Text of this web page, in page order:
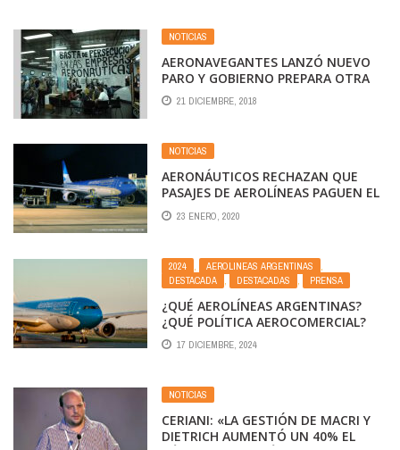
NOTICIAS
AERONAVEGANTES LANZÓ NUEVO
PARO Y GOBIERNO PREPARA OTRA
CONCILIACIÓN
21 DICIEMBRE, 2018
NOTICIAS
AERONÁUTICOS RECHAZAN QUE
PASAJES DE AEROLÍNEAS PAGUEN EL
30 POR CIENTO
23 ENERO, 2020
2024 AEROLINEAS ARGENTINAS
DESTACADA
DESTACADAS PRENSA
¿QUÉ AEROLÍNEAS ARGENTINAS?
¿QUÉ POLÍTICA AEROCOMERCIAL?
17 DICIEMBRE, 2024
NOTICIAS
CERIANI: «LA GESTIÓN DE MACRI Y
DIETRICH AUMENTÓ UN 40% EL